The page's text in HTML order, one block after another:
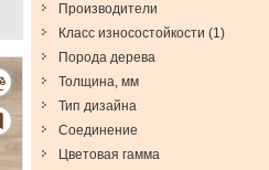
Производители
Класс износостойкости (1)
Порода дерева
Толщина, мм
Тип дизайна
Соединение
Цветовая гамма